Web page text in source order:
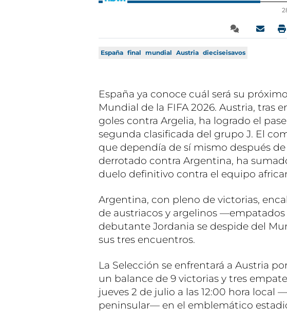
España final mundial Austria dieciseisavos
España ya conoce cuál será su
Mundial de la FIFA 2026. Austria, tras
goles contra Argelia, ha logrado el
segunda clasificada del grupo J. El
que dependía de sí mismo después
derrotado contra Argentina, ha
duelo definitivo contra el equipo
Argentina, con pleno de victorias,
de austriacos y argelinos
debutante Jordania se despide del
sus tres encuentros.
La Selección se enfrentará a Austria
un balance de 9 victorias y tres
jueves 2 de julio a las 12:00 hora local
peninsular— en el emblemático